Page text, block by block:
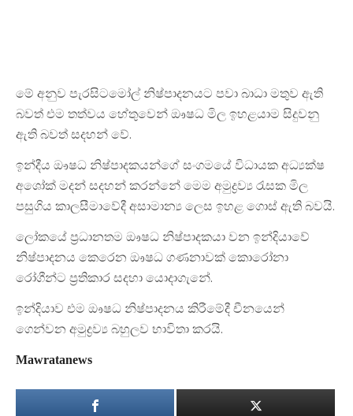
මේ අනුව පැරසිටමෝල් නිෂ්පාදනයට පවා බාධා මතුව ඇති
බවත් එම තත්වය හේතුවෙන් ඖෂධ මිල ඉහළයාම සිදුවනු
ඇති බවත් සදහන් වේ.
ඉන්දීය ඖෂධ නිෂ්පාදකයන්ගේ සංගමයේ විධායක අධ්‍යක්ෂ
අශෝක් මදන් සදහන් කරන්නේ මෙම අමුද්‍රව්‍ය රැසක මිල
පසුගිය කාලසීමාවේදී අසාමාන්‍ය ලෙස ඉහළ ගොස් ඇති බවයි.
ලෝකයේ ප්‍රධානතම ඖෂධ නිෂ්පාදකයා වන ඉන්දියාවේ
නිෂ්පාදනය කෙරෙන ඖෂධ ගණනාවක් කොරෝනා
රෝගීන්ට ප්‍රතිකාර සදහා යොදාගැනේ.
ඉන්දියාව එම ඖෂධ නිෂ්පාදනය කිරීමේදී චීනයෙන්
ගෙන්වන අමුද්‍රව්‍ය බහුලව භාවිතා කරයි.
Mawratanews